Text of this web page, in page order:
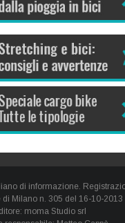
di informazione.
di Milano n. 305 del 16-10-2013
moma Studio srl